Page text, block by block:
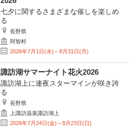
七夕に関するさまざまな催しを楽しめ
る
長野県
阿智村
2026年7月1日(水)～8月31日(月)
諏訪湖サマーナイト花火2026
諏訪湖上に連夜スターマインが咲き誇
る
長野県
上諏訪温泉諏訪湖上
2026年7月24日(金)～8月23日(日)